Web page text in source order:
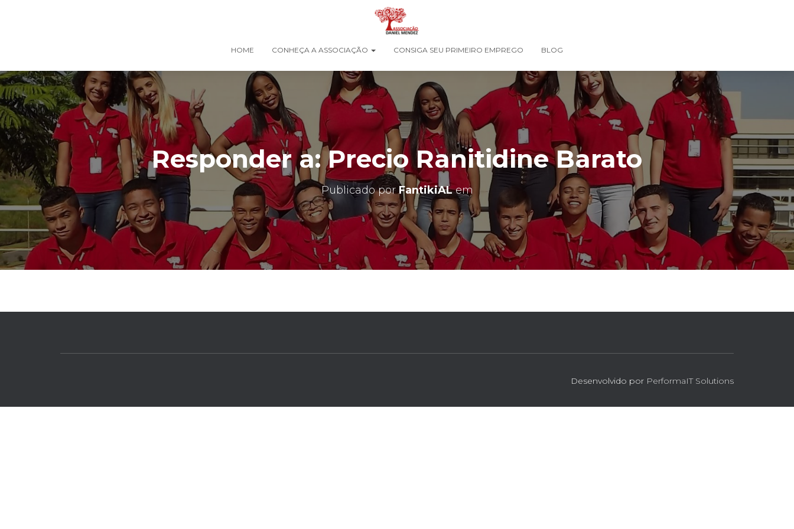
HOME CONHEÇA A ASSOCIAÇÃO CONSIGA SEU PRIMEIRO EMPREGO BLOG
Responder a: Precio Ranitidine Barato
Publicado porFantikiALem
Desenvolvido por PerformaIT Solutions